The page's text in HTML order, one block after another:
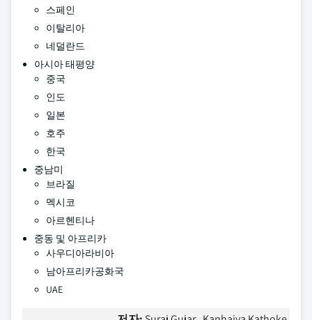
스페인
이탈리아
네덜란드
아시아 태평양
중국
인도
일본
호주
한국
중남미
브라질
멕시코
아르헨티나
중동 및 아프리카
사우디아라비아
남아프리카공화국
UAE